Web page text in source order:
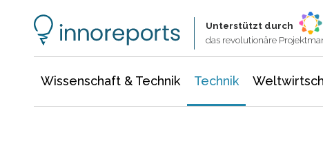
Unterstützt durch
das revolutionäre
Wissenschaft & Technik Technik